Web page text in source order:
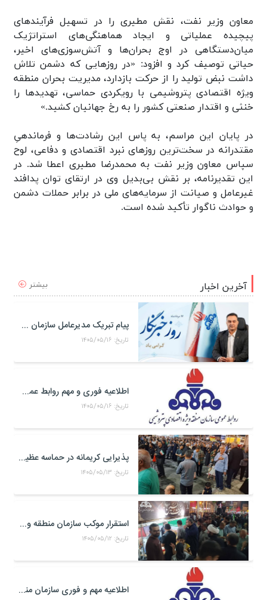
معاون وزیر نفت، نقش مطیری را در تسهیل فرآیندهای
پیچیده عملیاتی و ایجاد هماهنگی‌های استراتژیک
میان‌دستگاهی در اوج بحران‌ها و آتش‌سوزی‌های اخیر،
حیاتی توصیف کرد و افزود: «در روزهایی که دشمن تلاش
داشت نبض تولید را از حرکت بازدارد، مدیریت بحران منطقه
ویژه اقتصادی پتروشیمی با رویکردی حماسی، تهدیدها را
خنثی و اقتدار صنعتی کشور را به رخ جهانیان کشید.»
در پایان این مراسم، به پاس این رشادت‌ها و فرماندهیِ
مقتدرانه در سخت‌ترین روزهای نبرد اقتصادی و دفاعی، لوح
سپاس معاون وزیر نفت به محمدرضا مطیری اعطا شد. در
این تقدیرنامه، بر نقش بی‌بدیل وی در ارتقای توان پدافند
غیرعامل و صیانت از سرمایه‌های ملی در برابر حملات دشمن
و حوادث ناگوار تأکید شده است.
بیشتر آخرین اخبار
پیام تبریک مدیرعامل سازمان منطقه ویژه اقتصادی پتروشیمی به مناسبت روز خبرنگار
تاریخ: ۱۴۰۵/۰۵/۱۶
اطلاعیه فوری و مهم روابط عمومی و سخنگوی کمیته مدیریت بحران منطقه ويژه اقتصادی پتروشيمی
تاریخ: ۱۴۰۵/۰۵/۱۶
پذیرایی کریمانه در حماسه عظیم اربعین حسینی
تاریخ: ۱۴۰۵/۰۵/۱۳
استقرار موکب سازمان منطقه ویژه اقتصادی پتروشیمی در محل تجمعات مردمی در میدان امام بندر ماهشهر
تاریخ: ۱۴۰۵/۰۵/۱۲
اطلاعیه مهم و فوری سازمان منطقه ویژه اقتصادی پتروشیمی